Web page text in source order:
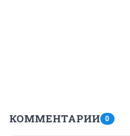
КОММЕНТАРИИ 0